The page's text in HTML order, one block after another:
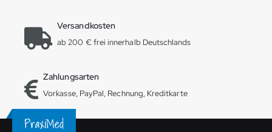
Versandkosten
ab 200 € frei innerhalb Deutschlands
Zahlungsarten
Vorkasse, PayPal, Rechnung, Kreditkarte